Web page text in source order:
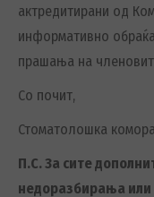
актредитирани од
информативно
прашања на
Со почит,
Стоматолошка
П.С. За сите
недоразбирања или